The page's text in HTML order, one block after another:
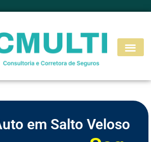
SEGURO MOTO
em Salto Veloso